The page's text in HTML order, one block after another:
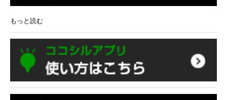
もっと読む